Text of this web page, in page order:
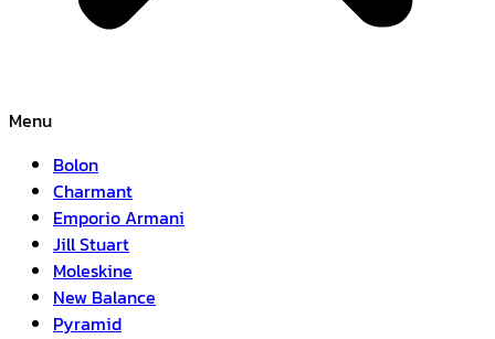
Menu
Bolon
Charmant
Emporio Armani
Jill Stuart
Moleskine
New Balance
Pyramid